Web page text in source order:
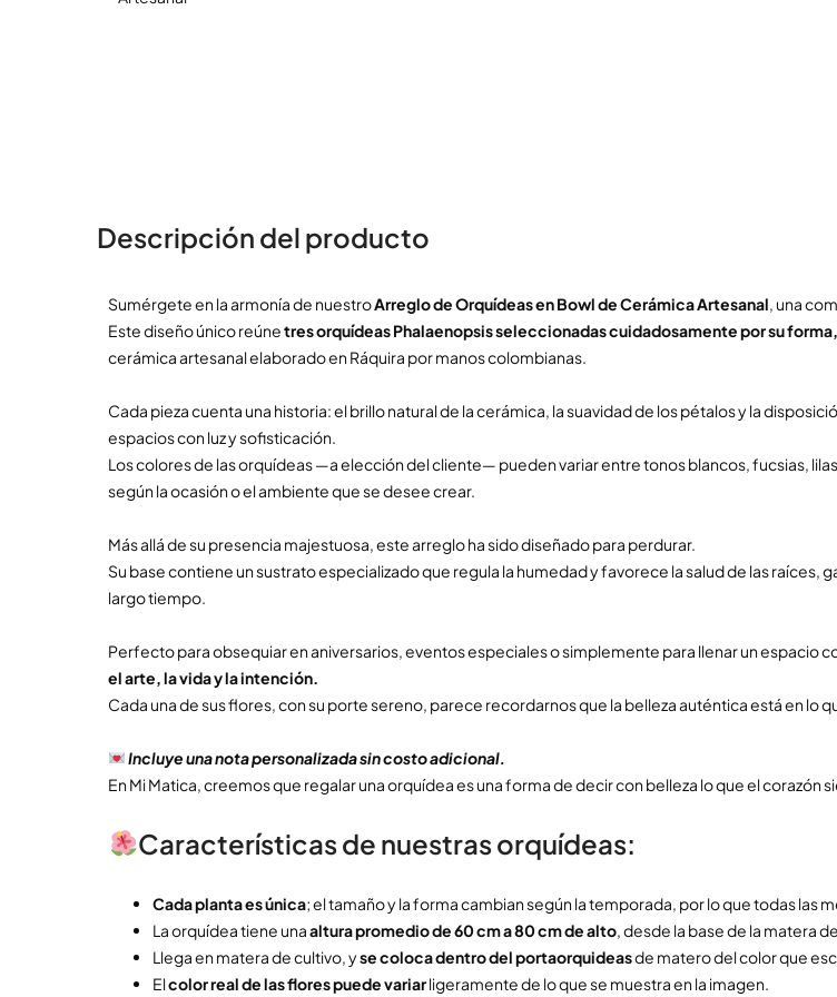
Descripción del producto
Sumérgete en la armonía de nuestroArreglo de Orquídeas en Bowl de Cerámica Artesanal, una
Este diseño único reúnetres orquídeas Phalaenopsis seleccionadas cuidadosamente por su
cerámica artesanal elaborado en Ráquira por manos colombianas.
Cada pieza cuenta una historia: el brillo natural de la cerámica, la suavidad de los pétalos y la
espacios con luz y sofisticación.
Los colores de las orquídeas —a elección del cliente— pueden variar entre tonos blancos, fucsias,
según la ocasión o el ambiente que se desee crear.
Más allá de su presencia majestuosa, este arreglo ha sido diseñado para perdurar.
Su base contiene un sustrato especializado que regula la humedad y favorece la salud de las
largo tiempo.
Perfecto para obsequiar en aniversarios, eventos especiales o simplemente para llenar un espacio
el arte, la vida y la intención.
Cada una de sus flores, con su porte sereno, parece recordarnos que la belleza auténtica está en lo
Incluye una nota personalizada sin costo adicional.
En Mi Matica, creemos que regalar una orquídea es una forma de decir con belleza lo que el corazón
Características de nuestras orquídeas:
Cada planta es única; el tamaño y la forma cambian según la temporada, por lo que todas
La orquídea tiene unaaltura promedio de 60 cm a 80 cm de alto, desde la base de la matera
Llega en matera de cultivo, yse coloca dentro del portaorquideasde matero del color que
Elcolor real de las flores puede variarligeramente de lo que se muestra en la imagen.